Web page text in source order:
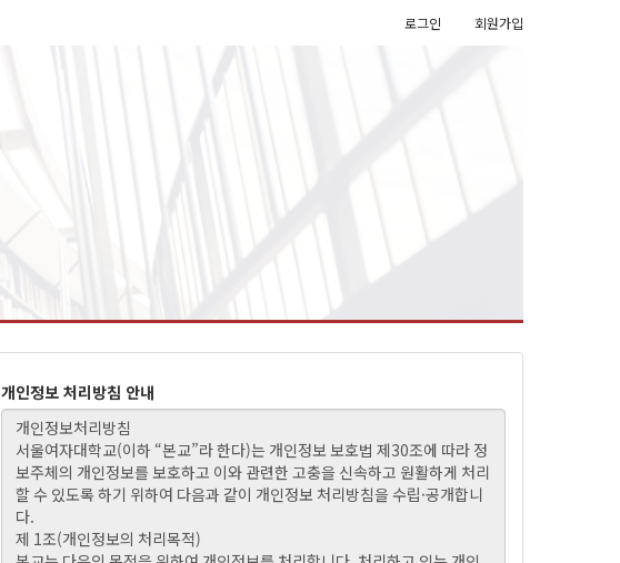
로그인 회원가입
개인정보 처리방침 안내